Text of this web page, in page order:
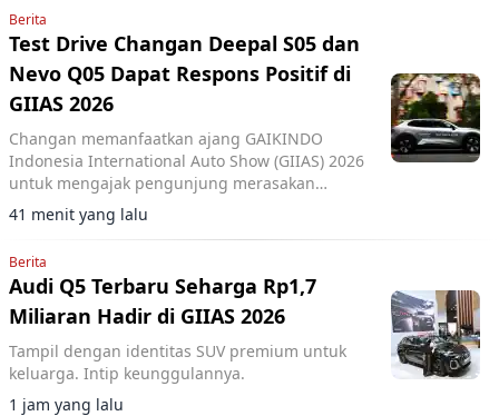
Berita
Test Drive Changan Deepal S05 dan
Nevo Q05 Dapat Respons Positif di
GIIAS 2026
Changan memanfaatkan ajang GAIKINDO
Indonesia International Auto Show (GIIAS) 2026
untuk mengajak pengunjung merasakan
langsung performa dua model terbarunya,
Changan Deepal S05 dan Changan Nevo Q05.
41 menit yang lalu
Berita
Audi Q5 Terbaru Seharga Rp1,7
Miliaran Hadir di GIIAS 2026
Tampil dengan identitas SUV premium untuk
keluarga. Intip keunggulannya.
1 jam yang lalu